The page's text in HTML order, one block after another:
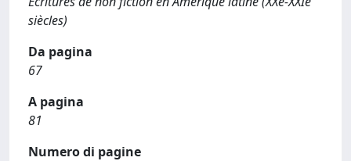
siècles)
Da pagina
67
A pagina
81
Numero di pagine